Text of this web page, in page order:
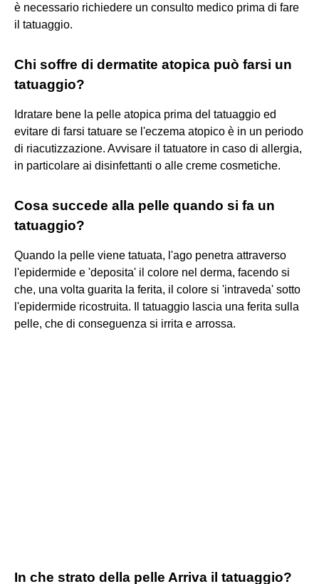
è necessario richiedere un consulto medico prima di fare
il tatuaggio.
Chi soffre di dermatite atopica può farsi un
tatuaggio?
Idratare bene la pelle atopica prima del tatuaggio ed
evitare di farsi tatuare se l'eczema atopico è in un periodo
di riacutizzazione. Avvisare il tatuatore in caso di allergia,
in particolare ai disinfettanti o alle creme cosmetiche.
Cosa succede alla pelle quando si fa un
tatuaggio?
Quando la pelle viene tatuata, l'ago penetra attraverso
l'epidermide e 'deposita' il colore nel derma, facendo si
che, una volta guarita la ferita, il colore si 'intraveda' sotto
l'epidermide ricostruita. Il tatuaggio lascia una ferita sulla
pelle, che di conseguenza si irrita e arrossa.
In che strato della pelle Arriva il tatuaggio?